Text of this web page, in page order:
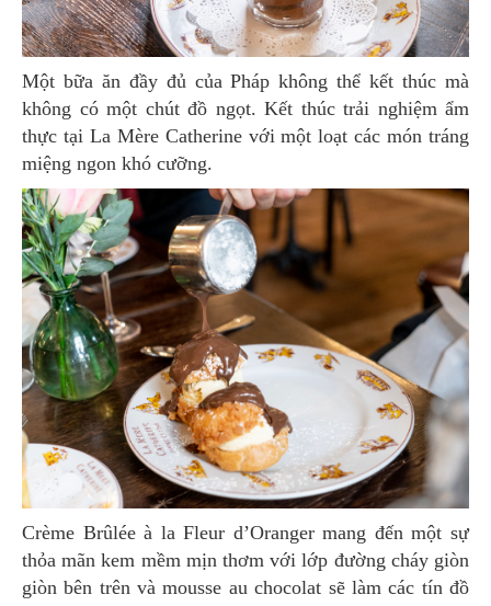
Một bữa ăn đầy đủ của Pháp không thể kết thúc mà
không có một chút đồ ngọt. Kết thúc trải nghiệm ẩm
thực tại La Mère Catherine với một loạt các món tráng
miệng ngon khó cưỡng.
Crème Brûlée à la Fleur d’Oranger mang đến một sự
thỏa mãn kem mềm mịn thơm với lớp đường cháy giòn
giòn bên trên và mousse au chocolat sẽ làm các tín đồ